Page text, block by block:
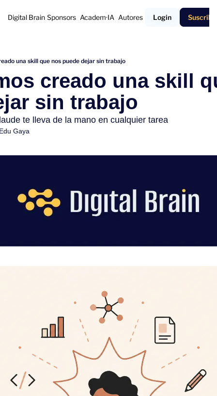
Digital Brain Sponsors Academ·IA Autores Login
una skill que nos puede dejar sin trabajo
creado una skill
sin trabajo
te lleva de la mano en cualquier tarea
Gaya